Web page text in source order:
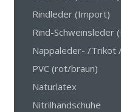
Rindleder (Import)
Rind-Schweinsleder
Nappaleder- /Trikot
PVC (rot/braun)
Naturlatex
Nitrilhandschuhe